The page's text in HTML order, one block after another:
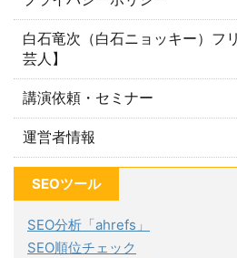
白石竜次（白石ニョッキー）フ
芸人】
講演依頼・セミナー
運営者情報
SEOツール
SEO分析「ahrefs」
SEO順位チェック